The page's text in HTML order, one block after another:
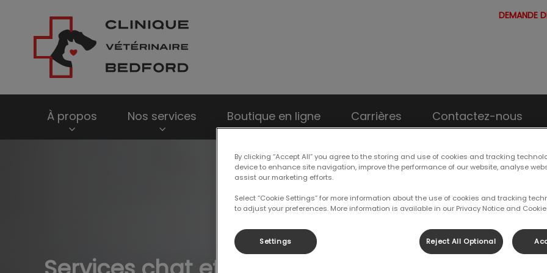
DEMANDE
À propos Nos services Boutique en ligne Carrières Contactez-nous
By clicking “Accept All” you agree to the storing and use of cookies and tracking
device to enhance site navigation, improve the performance of our website, analyse
assist our marketing efforts.
Select “Cookie Settings” for more information about the use of cookies and tracking
to adjust your preferences. More information is available in our Privacy Notice and Cookie
Settings Reject All Optional